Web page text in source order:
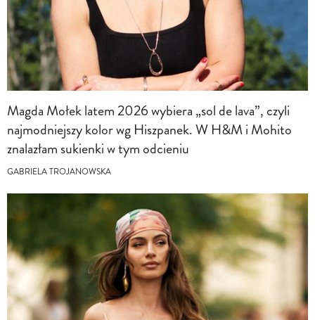
Magda Mołek latem 2026 wybiera „sol de lava”, czyli
najmodniejszy kolor wg Hiszpanek. W H&M i Mohito
znalazłam sukienki w tym odcieniu
GABRIELA TROJANOWSKA